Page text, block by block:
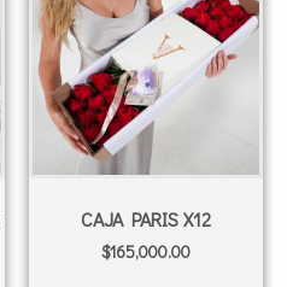
CAJA PARIS X12
$165,000.00